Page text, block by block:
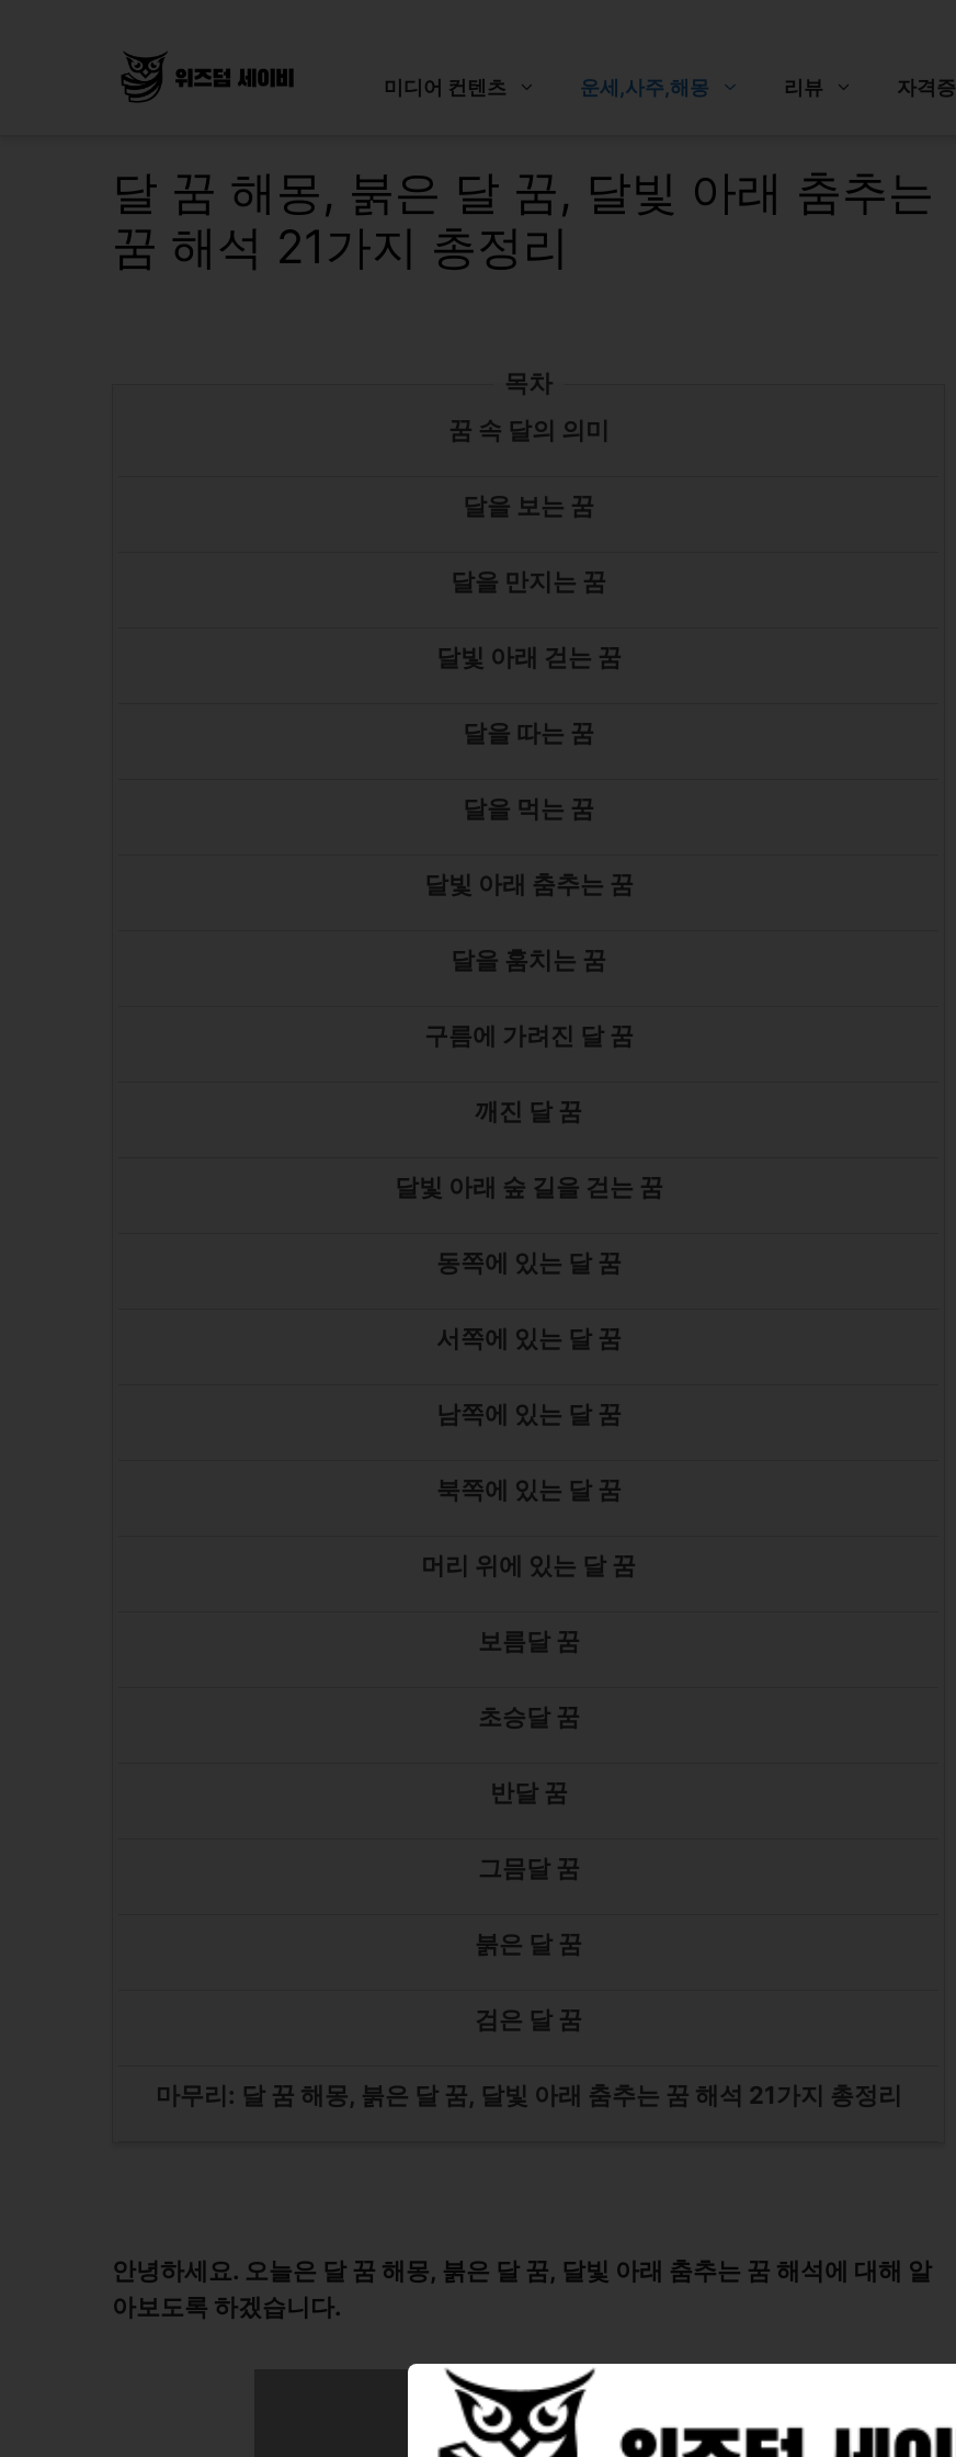
미디어 컨텐츠 운세,사주,해몽 리뷰 자격증
달 꿈 해몽, 붉은 달 꿈, 달빛 아래 춤추는
꿈 해석 21가지 총정리
목차
꿈 속 달의 의미
달을 보는 꿈
달을 만지는 꿈
달빛 아래 걷는 꿈
달을 따는 꿈
달을 먹는 꿈
달빛 아래 춤추는 꿈
달을 훔치는 꿈
구름에 가려진 달 꿈
깨진 달 꿈
달빛 아래 숲 길을 걷는 꿈
동쪽에 있는 달 꿈
서쪽에 있는 달 꿈
남쪽에 있는 달 꿈
북쪽에 있는 달 꿈
머리 위에 있는 달 꿈
보름달 꿈
초승달 꿈
반달 꿈
그믐달 꿈
붉은 달 꿈
검은 달 꿈
마무리: 달 꿈 해몽, 붉은 달 꿈, 달빛 아래 춤추는 꿈 해석 21가지 총정리
안녕하세요. 오늘은 달 꿈 해몽, 붉은 달 꿈, 달빛 아래 춤추는 꿈 해석에 대해 알
아보도록 하겠습니다.